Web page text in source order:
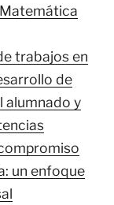
trabajos en
de
alumnado y
un enfoque